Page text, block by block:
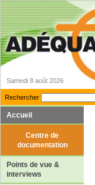
Samedi 8 août 2026
Rechercher
Accueil
Centre de
documentation
Points de vue &
interviews